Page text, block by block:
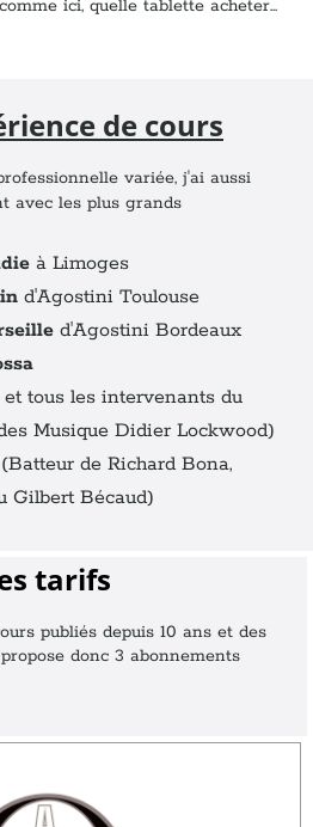
ici, quelle tablette acheter...
de cours
variée, j'ai aussi
avec les plus grands
à Limoges
d'Agostini Toulouse
d'Agostini Bordeaux
et tous les intervenants du
Musique Didier Lockwood)
(Batteur de Richard Bona,
Gilbert Bécaud)
tarifs
publiés depuis 10 ans et des
donc 3 abonnements